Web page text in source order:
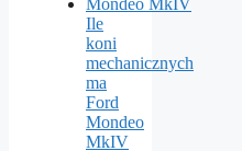
Ile
koni
mechanicznych
ma
Ford
Mondeo
MkIV